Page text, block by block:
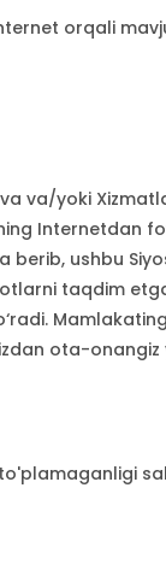
orqali
va/yoki
Internetdan
berib, ushbu
taqdim
ota-onangiz